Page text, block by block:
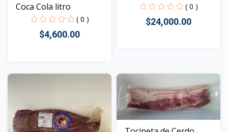
Coca Cola litro
( 0 )
$4,600.00
Vista
( 0 )
$24,000.00